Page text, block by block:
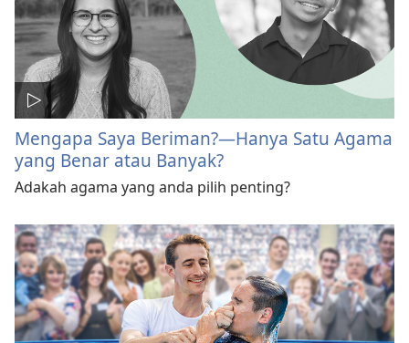
Mengapa Saya Beriman?—Hanya Satu Agama
yang Benar atau Banyak?
Adakah agama yang anda pilih penting?